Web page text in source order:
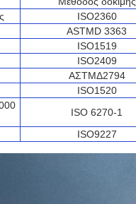
ISO2360
ASTMD 3363
ISO1519
ISO2409
ΑΣTMΔ2794
ISO1520
ISO 6270-1
ISO9227